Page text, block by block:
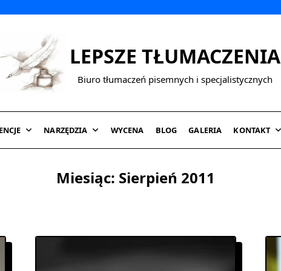
LEPSZE TŁUMACZENIA
Biuro tłumaczeń pisemnych i specjalistycznych
NARZĘDZIA WYCENA BLOG GALERIA KONTAKT
Miesiąc: Sierpień 2011